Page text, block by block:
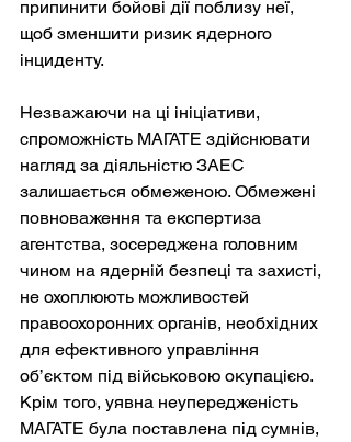
припинити бойові дії поблизу неї,
щоб зменшити ризик ядерного
інциденту.
Незважаючи на ці ініціативи,
спроможність МАГАТЕ здійснювати
нагляд за діяльністю ЗАЕС
залишається обмеженою. Обмежені
повноваження та експертиза
агентства, зосереджена головним
чином на ядерній безпеці та захисті,
не охоплюють можливостей
правоохоронних органів, необхідних
для ефективного управління
об’єктом під військовою окупацією.
Крім того, уявна неупередженість
МАГАТЕ була поставлена під сумнів,